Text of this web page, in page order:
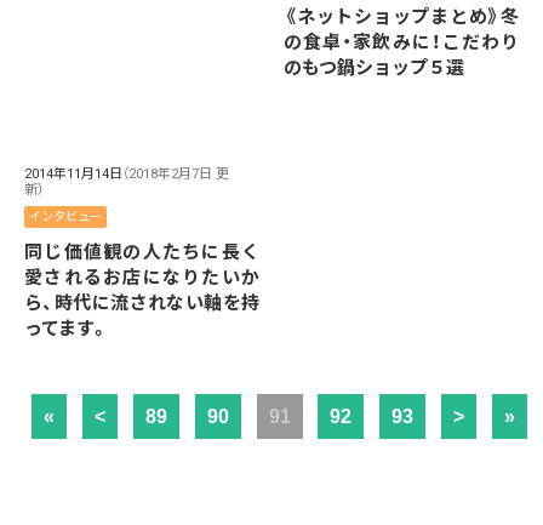
《ネットショップまとめ》冬
の食卓・家飲みに！こだわり
のもつ鍋ショップ５選
2014年11月14日 （2018年2月7日 更
新）
インタビュー
同じ価値観の人たちに長く
愛されるお店になりたいか
ら、時代に流されない軸を持
ってます。
« < 89 90 91 92 93 > »